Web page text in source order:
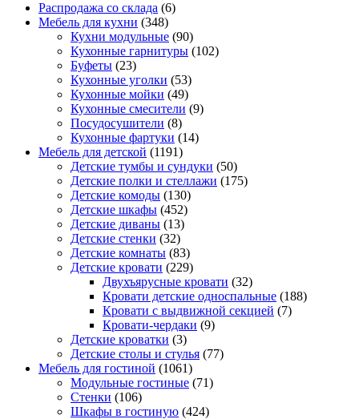
Распродажа со склада (6)
Мебель для кухни (348)
Кухни модульные (90)
Кухонные гарнитуры (102)
Буфеты (23)
Кухонные уголки (53)
Кухонные мойки (49)
Кухонные смесители (9)
Посудосушители (8)
Кухонные фартуки (14)
Мебель для детской (1191)
Детские тумбы и сундуки (50)
Детские полки и стеллажи (175)
Детские комоды (130)
Детские шкафы (452)
Детские диваны (13)
Детские стенки (32)
Детские комнаты (83)
Детские кровати (229)
Двухъярусные кровати (32)
Кровати детские односпальные (188)
Кровати с выдвижной секцией (7)
Кровати-чердаки (9)
Детские кроватки (3)
Детские столы и стулья (77)
Мебель для гостиной (1061)
Модульные гостиные (71)
Стенки (106)
Шкафы в гостиную (424)